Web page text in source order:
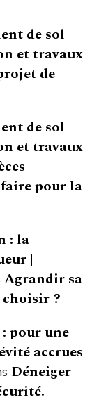
de sol
et travaux
de
de sol
et travaux
pour la
: la
|
Agrandir sa
?
pour une
accrues
Déneiger